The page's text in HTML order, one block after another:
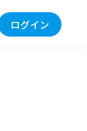
ログイン